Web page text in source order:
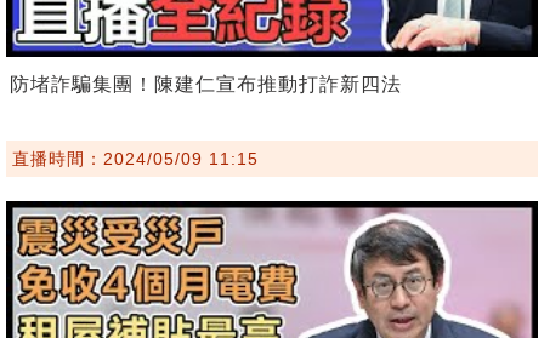
防堵詐騙集團！陳建仁宣布推動打詐新四法
直播時間：2024/05/09 11:15